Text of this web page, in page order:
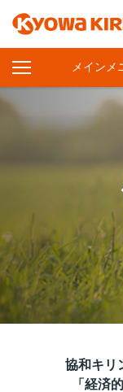
メインメ
を
開
く
協和キリ
「経済